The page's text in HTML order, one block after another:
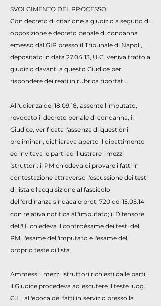
SVOLGIMENTO DEL PROCESSO
Con decreto di citazione a giudizio a seguito di
opposizione e decreto penale di condanna
emesso dal GIP presso il Tribunale di Napoli,
depositato in data 27.04.13, U.C. veniva tratto a
giudizio davanti a questo Giudice per
rispondere dei reati in rubrica riportati.
All'udienza del 18.09.18, assente l'imputato,
revocato il decreto penale di condanna, il
Giudice, verificata l'assenza di questioni
preliminari, dichiarava aperto il dibattimento
ed invitava le parti ad illustrare i mezzi
istruttori: il PM chiedeva di provare i fatti in
contestazione attraverso l'escussione dei testi
di lista e l'acquisizione al fascicolo
dell'ordinanza sindacale prot. 720 del 15.05.14
con relativa notifica all'imputato; il Difensore
dell'U. chiedeva il controèsame dei testi del
PM, l'esame dell'imputato e l'esame del
proprio teste di lista.
Ammessi i mezzi istruttori richiesti dalle parti,
il Giudice procedeva ad escutere il teste luog.
G.L., all'epoca dei fatti in servizio presso la